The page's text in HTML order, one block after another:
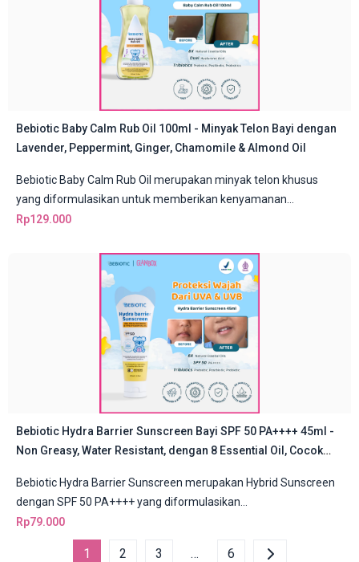
Bebiotic Baby Calm Rub Oil 100ml - Minyak Telon Bayi dengan
Lavender, Peppermint, Ginger, Chamomile & Almond Oil
Bebiotic Baby Calm Rub Oil merupakan minyak telon khusus
yang diformulasikan untuk memberikan kenyamanan...
Rp129.000
Bebiotic Hydra Barrier Sunscreen Bayi SPF 50 PA++++ 45ml -
Non Greasy, Water Resistant, dengan 8 Essential Oil, Cocok
Bebiotic Hydra Barrier Sunscreen merupakan Hybrid Sunscreen
dengan SPF 50 PA++++ yang diformulasikan...
Rp79.000
1 2 3 … 6